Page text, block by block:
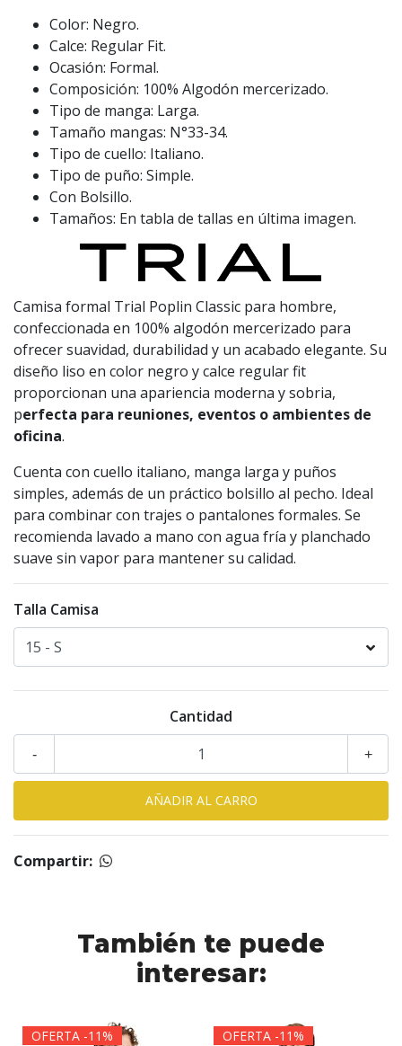
Color: Negro.
Calce: Regular Fit.
Ocasión: Formal.
Composición: 100% Algodón mercerizado.
Tipo de manga: Larga.
Tamaño mangas: N°33-34.
Tipo de cuello: Italiano.
Tipo de puño: Simple.
Con Bolsillo.
Tamaños: En tabla de tallas en última imagen.
Camisa formal Trial Poplin Classic para hombre,
confeccionada en 100% algodón mercerizado para
ofrecer suavidad, durabilidad y un acabado elegante. Su
diseño liso en color negro y calce regular fit
proporcionan una apariencia moderna y sobria,
perfecta para reuniones, eventos o ambientes de
oficina.
Cuenta con cuello italiano, manga larga y puños
simples, además de un práctico bolsillo al pecho. Ideal
para combinar con trajes o pantalones formales. Se
recomienda lavado a mano con agua fría y planchado
suave sin vapor para mantener su calidad.
Talla Camisa
Cantidad
+
-
Compartir:
También te puede
interesar:
OFERTA -11% OFERTA -11%